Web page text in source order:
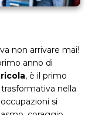
non arrivare mai!
anno di
, è il primo
nella
si